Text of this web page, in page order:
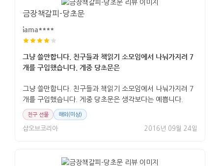
금장책갈피-당초문
iama****
그냥 쓸만합니다. 친구들과 책읽기 소모임에서 나눠가지려 7
개를 구입했습니다. 게중 당초문은
그냥 쓸만합니다. 친구들과 책읽기 소모임에서 나눠가지려 7
개를 구입했습니다. 게중 당초문은 생각보다는 예쁩니다.
친구 선물 해외(미상)
샵오브코리아 2016년 09월 24일